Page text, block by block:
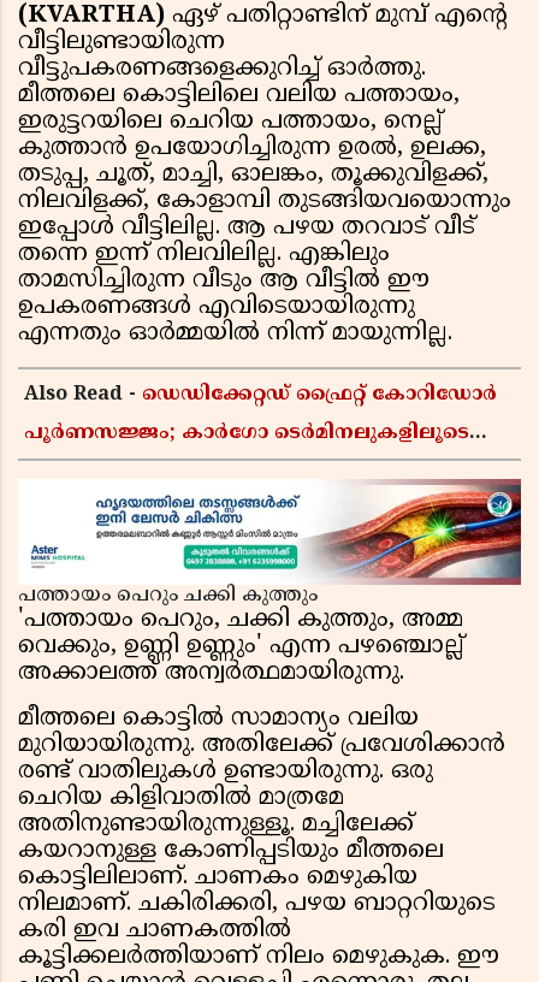
(KVARTHA) ഏഴ് പതിറ്റാണ്ടിന് മുമ്പ് എന്റെ
വീട്ടിലുണ്ടായിരുന്ന
വീട്ടുപകരണങ്ങളെക്കുറിച്ച് ഓർത്തു.
മീത്തലെ കൊട്ടിലിലെ വലിയ പത്തായം,
ഇരുട്ടറയിലെ ചെറിയ പത്തായം, നെല്ല്
കുത്താൻ ഉപയോഗിച്ചിരുന്ന ഉരൽ, ഉലക്ക,
തടുപ്പ, ചൂത്, മാച്ചി, ഓലങ്കം, തൂക്കുവിളക്ക്,
നിലവിളക്ക്, കോളാമ്പി തുടങ്ങിയവയൊന്നും
ഇപ്പോൾ വീട്ടിലില്ല. ആ പഴയ തറവാട് വീട്
തന്നെ ഇന്ന് നിലവിലില്ല. എങ്കിലും
താമസിച്ചിരുന്ന വീടും ആ വീട്ടിൽ ഈ
ഉപകരണങ്ങൾ എവിടെയായിരുന്നു
എന്നതും ഓർമ്മയിൽ നിന്ന് മായുന്നില്ല.
Also Read - ഡെഡിക്കേറ്റഡ് ഫ്രൈറ്റ് കോറിഡോർ
പൂർണസജ്ജം; കാർഗോ ടെർമിനലുകളിലൂടെ
വൻ കുതിപ്പ്
പത്തായം പെറും ചക്കി കുത്തും
'പത്തായം പെറും, ചക്കി കുത്തും, അമ്മ
വെക്കും, ഉണ്ണി ഉണ്ണും' എന്ന പഴഞ്ചൊല്ല്
അക്കാലത്ത് അന്വർത്ഥമായിരുന്നു.
മീത്തലെ കൊട്ടിൽ സാമാന്യം വലിയ
മുറിയായിരുന്നു. അതിലേക്ക് പ്രവേശിക്കാൻ
രണ്ട് വാതിലുകൾ ഉണ്ടായിരുന്നു. ഒരു
ചെറിയ കിളിവാതിൽ മാത്രമേ
അതിനുണ്ടായിരുന്നുള്ളൂ. മച്ചിലേക്ക്
കയറാനുള്ള കോണിപ്പടിയും മീത്തലെ
കൊട്ടിലിലാണ്. ചാണകം മെഴുകിയ
നിലമാണ്. ചകിരിക്കരി, പഴയ ബാറ്ററിയുടെ
കരി ഇവ ചാണകത്തിൽ
കൂട്ടിക്കലർത്തിയാണ് നിലം മെഴുകുക. ഈ